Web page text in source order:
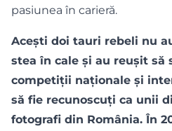
pasiunea în carieră.
Acești doi tauri rebeli nu
stea în cale și au reușit să
competiții naționale și
să fie recunoscuți ca unii
fotografi din România. În